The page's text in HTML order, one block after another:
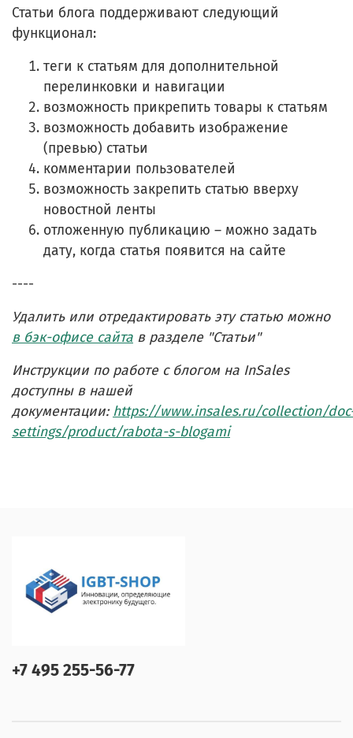
Статьи блога поддерживают следующий
функционал:
теги к статьям для дополнительной
перелинковки и навигации
возможность прикрепить товары к статьям
возможность добавить изображение
(превью) статьи
комментарии пользователей
возможность закрепить статью вверху
новостной ленты
отложенную публикацию – можно задать
дату, когда статья появится на сайте
----
Удалить или отредактировать эту статью можно
в бэк-офисе сайта в разделе "Статьи"
Инструкции по работе с блогом на InSales
доступны в нашей
документации:https://www.insales.ru/collection/
settings/product/rabota-s-blogami
+7 495 255-56-77